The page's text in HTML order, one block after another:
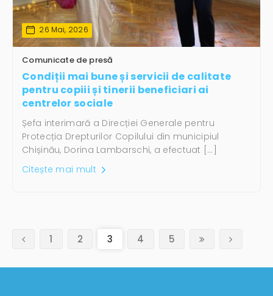
26 Mai, 2026
Comunicate de presă
Condiții mai bune și servicii de calitate
pentru copiii și tinerii beneficiari ai
centrelor sociale
Șefa interimară a Direcției Generale pentru
Protecția Drepturilor Copilului din municipiul
Chișinău, Dorina Lambarschi, a efectuat […]
Citește mai mult
1 2 3 (current)
4 5